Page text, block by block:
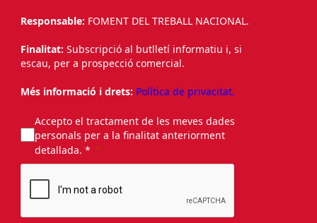
Responsable: FOMENT DEL TREBALL NACIONAL.
Finalitat: Subscripció al butlletí informatiu i, si
escau, per a prospecció comercial.
Més informació i drets: Política de privacitat.
Accepto el tractament de les meves dades
personals per a la finalitat anteriorment
detallada. *